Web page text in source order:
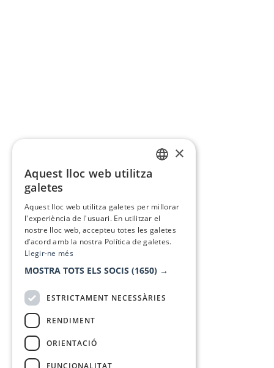
×
Aquest lloc web utilitza
galetes
Aquest lloc web utilitza galetes per millorar
l'experiència de l'usuari. En utilitzar el
nostre lloc web, accepteu totes les galetes
d’acord amb la nostra Política de galetes.
Llegir-ne més
MOSTRA TOTS ELS SOCIS (1650) →
ESTRICTAMENT NECESSÀRIES
RENDIMENT
ORIENTACIÓ
FUNCIONALITAT